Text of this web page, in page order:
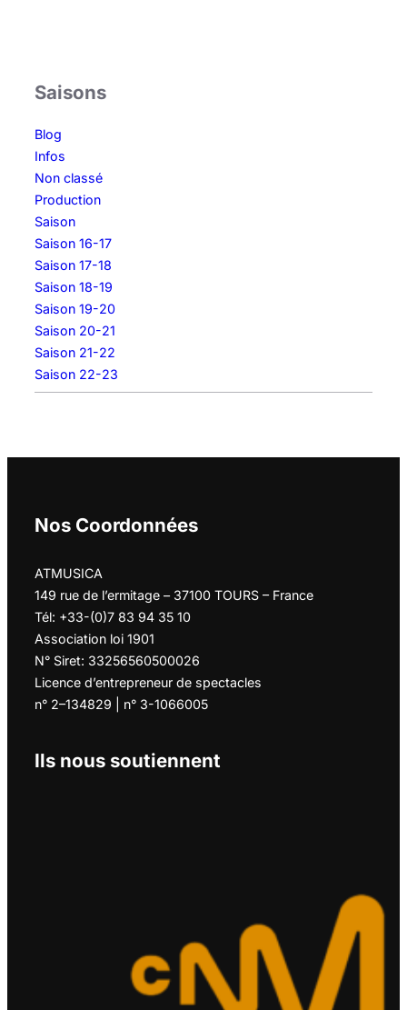
Saisons
Blog
Infos
Non classé
Production
Saison
Saison 16-17
Saison 17-18
Saison 18-19
Saison 19-20
Saison 20-21
Saison 21-22
Saison 22-23
Nos Coordonnées
ATMUSICA
149 rue de l’ermitage – 37100 TOURS – France
Tél: +33-(0)7 83 94 35 10
Association loi 1901
N° Siret: 33256560500026
Licence d’entrepreneur de spectacles
n° 2–134829 | n° 3-1066005
Ils nous soutiennent